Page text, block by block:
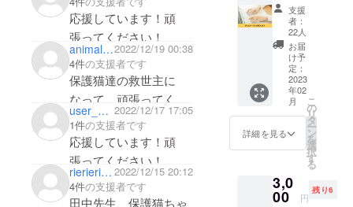
した！いつもお世話に
なっている先生にやっ
と支援出来て嬉しいで
す^^*応援しています！
応援しています！頑
張ってください！
animalkyuri2022/12/19 00:38
4件の支援者です
保護猫達の救世主に
なって、頑張ってくだ
さい！user_080677dcff14 2022/12/17 17:05
1件の支援者です
応援しています！頑
張ってください！
rierierie33 2022/12/15 20:12
4件の支援者です
田中先生、保護猫ちゃ
間を迎え、
一般社団法
人を設立い
た。
保護猫カ
フェ開設の
前段階とし
て、「動物
キャットラ
ンを作る」
『一般
社団法
人 いの
ちのこ
え』よ
り、心
を込め
たお礼
のメー
ルをお
送りい
たしま
す。 こ
は、プ
ロジェ
支援
者：
22人
お届
け予
定：
2023
年02
月
詳細を見る
こ
の
リ
タ
ー
ン
を
選
択
す
る
3,0
00 円
残り6